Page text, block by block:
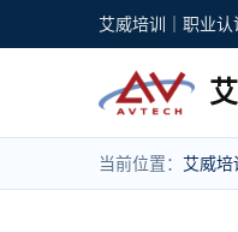
艾威培训｜职业
当前位置： 艾威培